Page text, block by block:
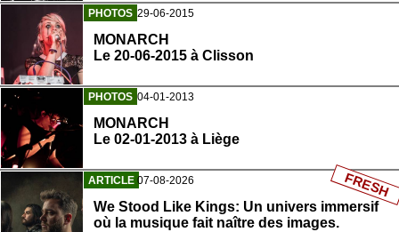
PHOTOS 29-06-2015
MONARCH
Le 20-06-2015 à Clisson
PHOTOS 04-01-2013
MONARCH
Le 02-01-2013 à Liège
ARTICLE 07-08-2026
We Stood Like Kings: Un univers immersif
où la musique fait naître des images.
FRESH